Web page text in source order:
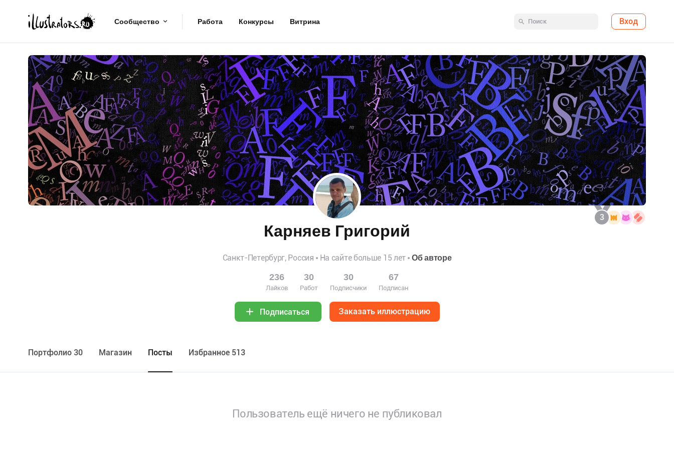
Сообщество Работа Конкурсы Витрина Вход
3
Карняев Григорий
Санкт-Петербург, Россия На сайте больше 15 лет Об авторе
236
Лайков
30
Работ
30
Подписчики
67
Подписан
Подписаться Заказать иллюстрацию
Портфолио 30 Maгазин Посты Избранное 513
Пользователь ещё ничего не публиковал